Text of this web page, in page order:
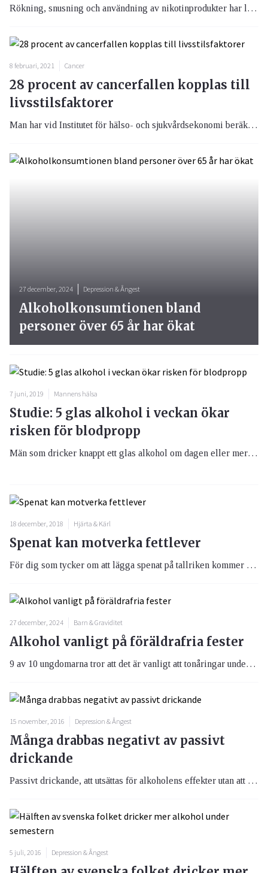
Rökning, snusning och användning av nikotinprodukter har länge varit en del av svenskarnas livsstil. Men hur har dessa vanor förändrats över tid, och hur påverkar de konsumtionen av alkohol? I denna artikel utforskar vi de senaste trenderna inom nikotinanvändning och dess koppling till alkoholkonsumtion, baserat på data från Centralförbundet för alkohol- och narkotikaupplysning (CAN).
8 februari, 2021 Cancer
28 procent av cancerfallen kopplas till
livsstilsfaktorer
Man har vid Institutet för hälso- och sjukvårdsekonomi beräknat att 3 av 10 cancerfall i Sverige år 2018, kunde relateras till sju olika livsstilsfaktorer. Enligt forskarnas beräkningar hade rökning ett samband till 11 procent av cancerfallen.
27 december, 2024 Depression & Ångest
Alkoholkonsumtionen bland
personer över 65 år har ökat
7 juni, 2019 Mannens hälsa
Studie: 5 glas alkohol i veckan ökar
risken för blodpropp
Män som dricker knappt ett glas alkohol om dagen eller mer löper tydligt ökad risk för blodpropp, ett tillstånd som kan leda till förtida död.
18 december, 2018 Hjärta & Kärl
Spenat kan motverka fettlever
För dig som tycker om att lägga spenat på tallriken kommer nu glädjande nyheter, spenat kan faktiskt motverka fettlever.
27 december, 2024 Barn & Graviditet
Alkohol vanligt på föräldrafria fester
9 av 10 ungdomarna tror att det är vanligt att tonåringar under 18 år dricker alkohol på föräldrafria hemmafester. Däremot är det bara 4 av 10 föräldrar som oroas över att deras barn dricker på dessa fester.
15 november, 2016 Depression & Ångest
Många drabbas negativt av passivt
drickande
Passivt drickande, att utsättas för alkoholens effekter utan att själv vara den som dricker, är något som många drabbas negativt av. Det finns också skillnader mellan män och kvinnor.
5 juli, 2016 Depression & Ångest